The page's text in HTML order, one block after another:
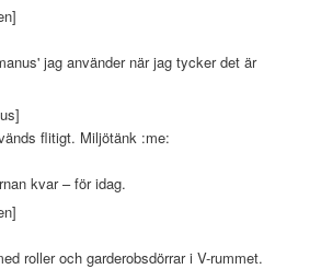
jag använder när jag tycker det är
flitigt. Miljötänk :me:
kvar – för idag.
roller och garderobsdörrar i V-rummet.